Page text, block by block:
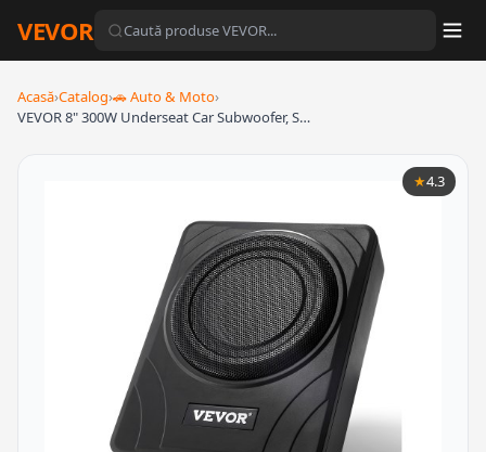
VEVOR
Acasă›Catalog›🚗 Auto & Moto›
VEVOR 8" 300W Underseat Car Subwoofer, S…
★4.3